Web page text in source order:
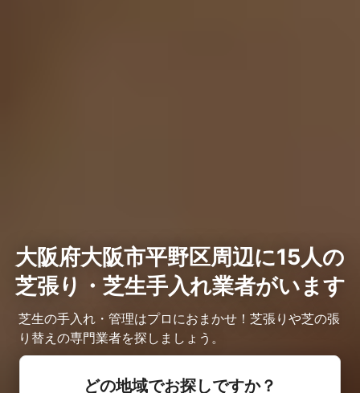
大阪府大阪市平野区周辺に15人の
芝張り・芝生手入れ業者がいます
芝生の手入れ・管理はプロにおまかせ！芝張りや芝の張
り替えの専門業者を探しましょう。
どの地域でお探しですか？